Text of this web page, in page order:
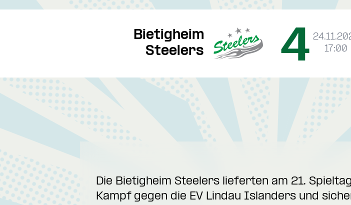
Bietigheim
Steelers
4
17:00
Die Bietigheim Steelers lieferten am 21.
Kampf gegen die EV Lindau Islanders und